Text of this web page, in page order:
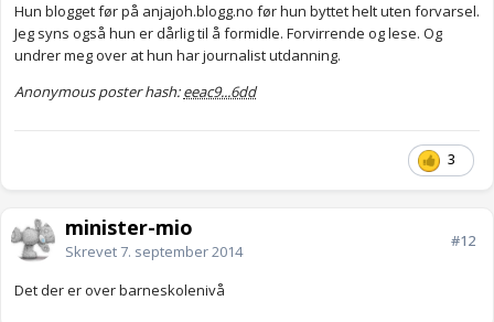
Hun blogget før på anjajoh.blogg.no før hun byttet helt uten forvarsel.
Jeg syns også hun er dårlig til å formidle. Forvirrende og lese. Og
undrer meg over at hun har journalist utdanning.
Anonymous poster hash:eeac9...6dd
3
minister-mio
Skrevet7. september 2014
#12
Det der er over barneskolenivå